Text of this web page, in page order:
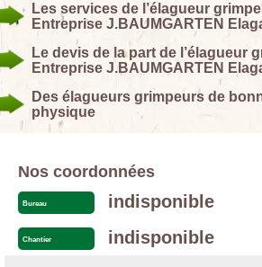
Les services de l’élagueur
Entreprise J.BAUMGARTEN
Le devis de la part de l’élagueur
Entreprise J.BAUMGARTEN
Des élagueurs grimpeurs de
physique
Nos coordonnées
Bureau indisponible
Chantier indisponible